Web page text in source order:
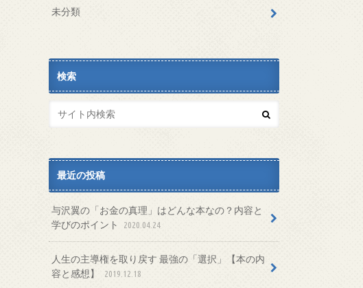
未分類
検索
最近の投稿
与沢翼の「お金の真理」はどんな本なの？内容と
学びのポイント
2020.04.24
人生の主導権を取り戻す 最強の「選択」【本の内
容と感想】
2019.12.18